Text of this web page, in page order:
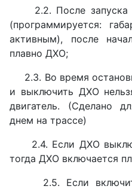
2.2. После запуска
(программируется:
активным), после
плавно ДХО;
2.3. Во время
и выключить ДХО
двигатель. (Сделано
днем на трассе)
2.4. Если ДХО
тогда ДХО включается
2.5. Если